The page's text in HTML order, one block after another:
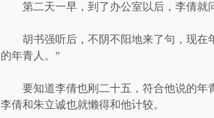
第二天一早，到了办公室以后，李倩就
胡书强听后，不阴不阳地来了句，现在
的年青人。”
要知道李倩也刚二十五，符合他说的年
李倩和朱立诚也就懒得和他计较。